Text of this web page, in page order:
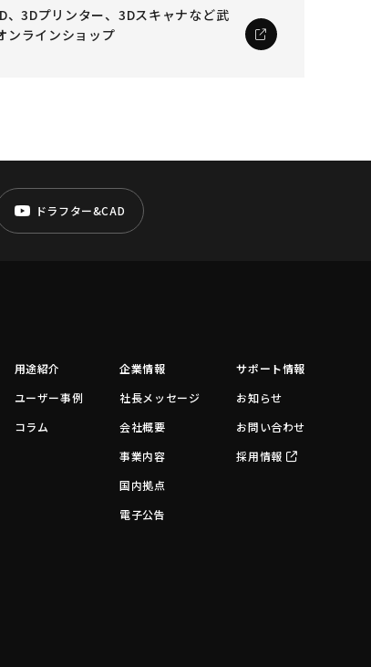
、3Dプリンター、3Dスキャナなど武
ンラインショップ
ドラフター&CAD
用途紹介
ユーザー事例
コラム
企業情報
社長メッセージ
会社概要
事業内容
国内拠点
電子公告
サポート情報
お知らせ
お問い合わせ
採用情報